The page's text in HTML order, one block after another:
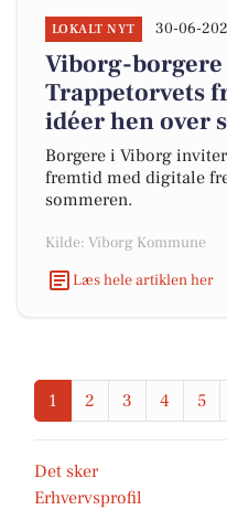
LOKALT NYT 30-06-
Viborg-
Trappetorvets
idéer hen over
Borgere i Viborg
fremtid med digitale
sommeren.
Kilde: Viborg Kommune
Læs hele artiklen her
1 2 3 4 5
Det sker
Erhvervsprofil